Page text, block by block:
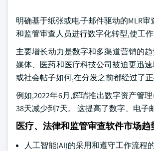
明确基于纸张或电子邮件驱动的MLR
和监管审查人员进行数字化转型,使工
主要增长动力是数字和多渠道营销的
媒体、医药和医疗科技公司被迫更迅
或社会帖子如何,在分发之前都经过了
例如,2022年6月,辉瑞推出数字资产管
38天减少到7天。 这提高了数字、电子
医疗、法律和监管审查软件市场趋
人工智能(AI)的采用和遵守工作流程